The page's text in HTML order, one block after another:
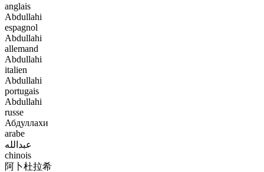
anglais
Abdullahi
espagnol
Abdullahi
allemand
Abdullahi
italien
Abdullahi
portugais
Abdullahi
russe
Абдуллахи
arabe
عبدالله
chinois
阿卜杜拉希